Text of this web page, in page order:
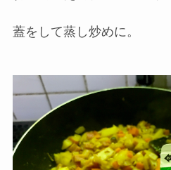
蓋をして蒸し炒めに。